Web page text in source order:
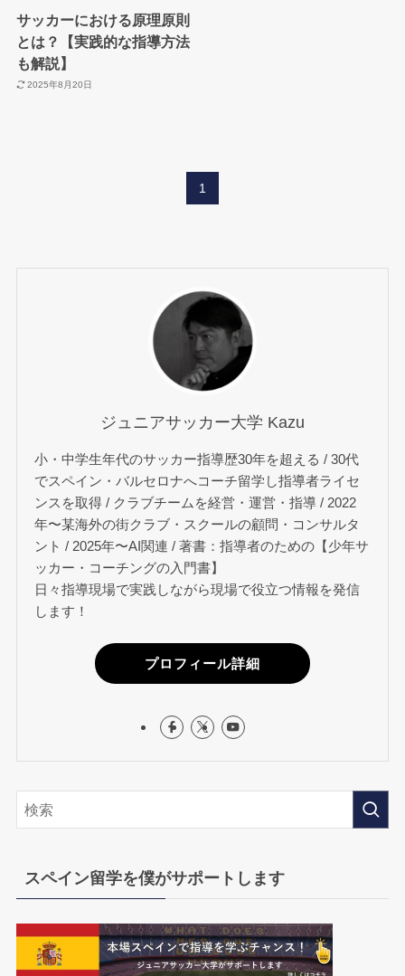
サッカーにおける原理原則
とは？【実践的な指導方法
も解説】
2025年8月20日
1
ジュニアサッカー大学 Kazu
小・中学生年代のサッカー指導歴30年を超える / 30代
でスペイン・バルセロナへコーチ留学し指導者ライセ
ンスを取得 / クラブチームを経営・運営・指導 / 2022
年〜某海外の街クラブ・スクールの顧問・コンサルタ
ント / 2025年〜AI関連 / 著書：指導者のための【少年サ
ッカー・コーチングの入門書】
日々指導現場で実践しながら現場で役立つ情報を発信
します！
プロフィール詳細
スペイン留学を僕がサポートします